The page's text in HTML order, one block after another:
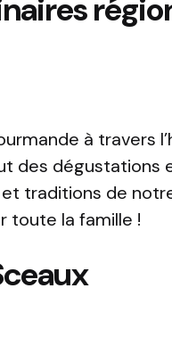
à travers
des dégustations
traditions de
toute la famille !